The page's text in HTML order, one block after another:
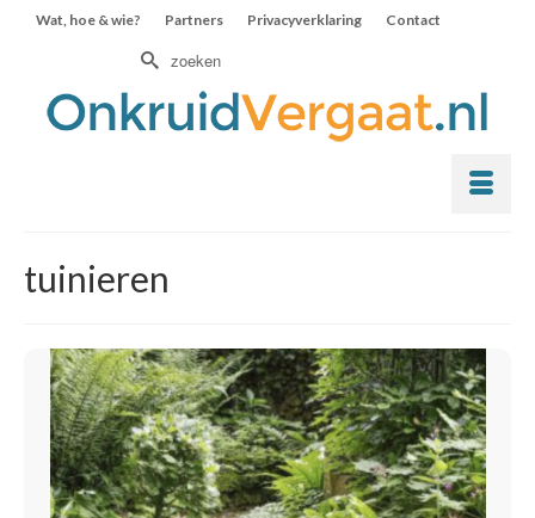
Wat, hoe & wie? Partners Privacyverklaring Contact
Zoek
tuinieren